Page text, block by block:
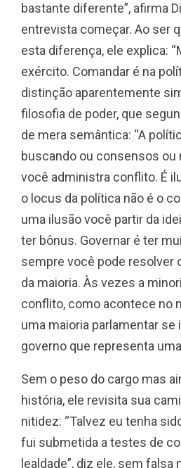
bastante diferente”, afirma
entrevista começar. Ao ser
esta diferença, ele explica:
exército. Comandar é na
distinção aparentemente
filosofia de poder, que
de mera semântica: “A
buscando ou consensos ou
você administra conflito. É
o locus da política não é o
uma ilusão você partir da
ter bônus. Governar é ter
sempre você pode resolver
da maioria. Às vezes a
conflito, como acontece no
uma maioria parlamentar se
governo que representa
Sem o peso do cargo mas
história, ele revisita sua
nitidez: “Talvez eu tenha
fui submetida a testes de
lealdade”, diz ele, sem falsa